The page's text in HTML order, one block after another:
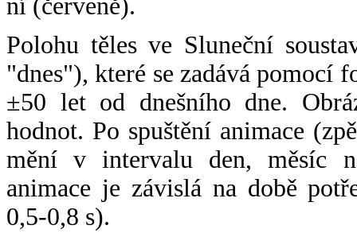
ní (červeně).
Polohu těles ve Sluneční
"dnes"), které se zadává pomocí
±50 let od dnešního dne.
hodnot. Po spuštění animace
mění v intervalu den, měsíc
animace je závislá na době
0,5-0,8 s).